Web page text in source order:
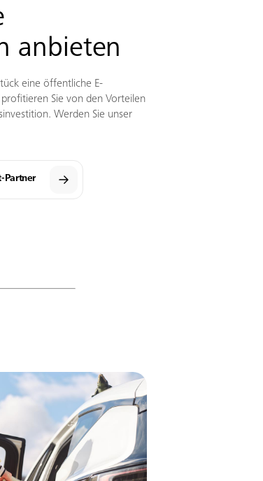
anbieten
eine öffentliche E-
Sie von den Vorteilen
Werden Sie unser
Partner